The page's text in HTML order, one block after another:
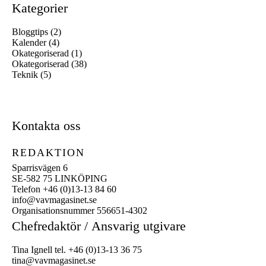
Kategorier
Bloggtips (2)
Kalender(4)
Okategoriserad (1)
Okategoriserad (38)
Teknik (5)
Kontakta oss
REDAKTION
Sparrisvägen 6
SE-582 75 LINKÖPING
Telefon +46 (0)13-13 84 60
info@vavmagasinet.se
Organisationsnummer 556651-4302
Chefredaktör / Ansvarig utgivare
Tina Ignell tel. +46 (0)13-13 36 75
tina@vavmagasinet.se